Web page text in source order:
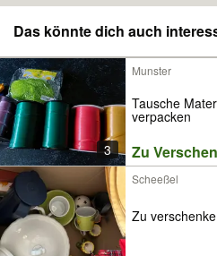
Das könnte dich auch
3
Munster
Tausche
verpacken
Zu
Scheeßel
Zu